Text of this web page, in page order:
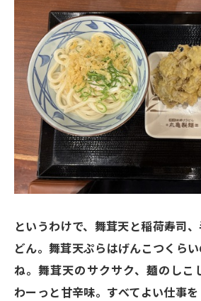
というわけで、舞茸天と稲荷寿司
どん。舞茸天ぷらはげんこつくら
ね。舞茸天のサクサク、麺のしこ
わーっと甘辛味。すべてよい仕事